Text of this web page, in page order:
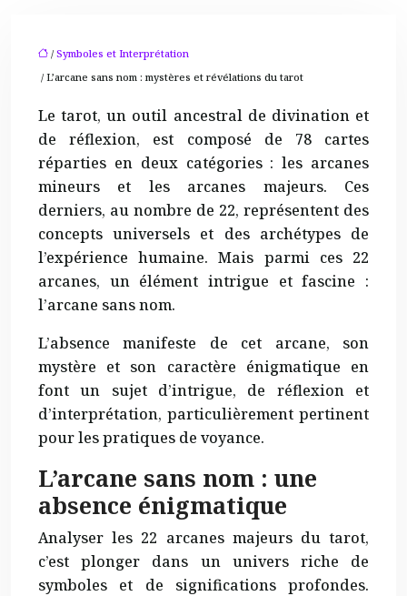
/ Symboles et Interprétation
/ L’arcane sans nom : mystères et révélations du tarot
Le tarot, un outil ancestral de divination et
de réflexion, est composé de 78 cartes
réparties en deux catégories : les arcanes
mineurs et les arcanes majeurs. Ces
derniers, au nombre de 22, représentent des
concepts universels et des archétypes de
l’expérience humaine. Mais parmi ces 22
arcanes, un élément intrigue et fascine :
l’arcane sans nom.
L’absence manifeste de cet arcane, son
mystère et son caractère énigmatique en
font un sujet d’intrigue, de réflexion et
d’interprétation, particulièrement pertinent
pour les pratiques de voyance.
L’arcane sans nom : une
absence énigmatique
Analyser les 22 arcanes majeurs du tarot,
c’est plonger dans un univers riche de
symboles et de significations profondes.